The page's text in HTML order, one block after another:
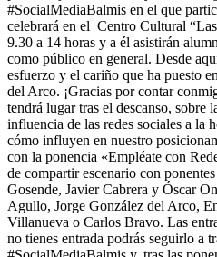
#SocialMediaBalmis en el que
celebrará en el Centro Cultural
9.30 a 14 horas y a él asistirán
como público en general. Desde
esfuerzo y el cariño que ha puesto
del Arco. ¡Gracias por contar
tendrá lugar tras el descanso, sobre
influencia de las redes sociales a la
cómo influyen en nuestro
con la ponencia «Empléate con
de compartir escenario con
Gosende, Javier Cabrera y Óscar
Agullo, Jorge González del Arco,
Villanueva o Carlos Bravo. Las
no tienes entrada podrás seguirlo a